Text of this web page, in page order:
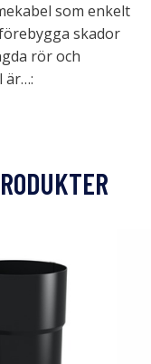
som enkelt
skador
rör och
är…: